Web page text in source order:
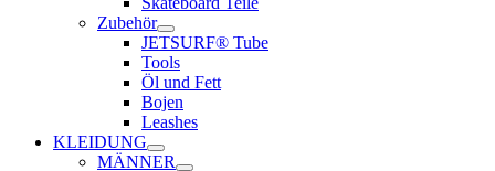
Zubehör
JETSURF® Tube
Tools
Öl und Fett
Bojen
Leashes
KLEIDUNG
MÄNNER